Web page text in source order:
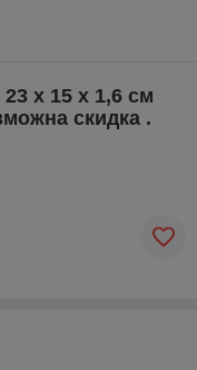
х 15 х 1,6 см
скидка .